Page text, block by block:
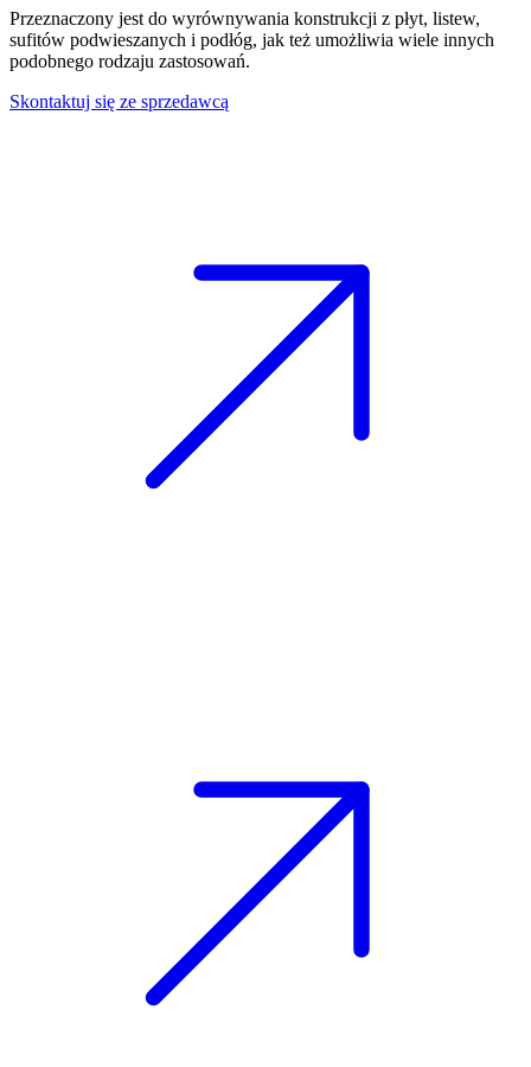
Przeznaczony jest do wyrównywania konstrukcji z płyt, listew,
sufitów podwieszanych i podłóg, jak też umożliwia wiele innych
podobnego rodzaju zastosowań.
Skontaktuj się ze sprzedawcą